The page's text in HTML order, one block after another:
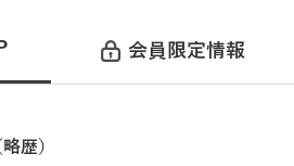
会員限定情報
歴）